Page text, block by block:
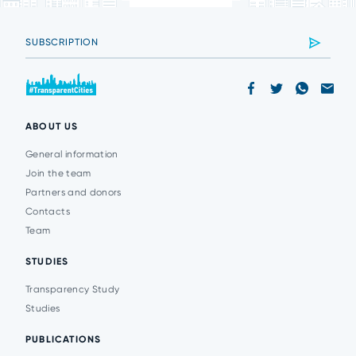
ABOUT US
General information
Join the team
Partners and donors
Contacts
Team
STUDIES
Transparency Study
Studies
PUBLICATIONS